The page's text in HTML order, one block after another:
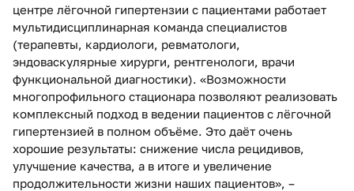
центре лёгочной гипертензии с пациентами работает
мультидисциплинарная команда специалистов
(терапевты, кардиологи, ревматологи,
эндоваскулярные хирурги, рентгенологи, врачи
функциональной диагностики). «Возможности
многопрофильного стационара позволяют реализовать
комплексный подход в ведении пациентов с лёгочной
гипертензией в полном объёме. Это даёт очень
хорошие результаты: снижение числа рецидивов,
улучшение качества, а в итоге и увеличение
продолжительности жизни наших пациентов», –